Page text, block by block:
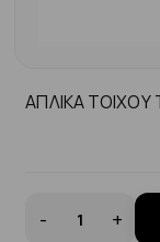
ΑΠΛΙΚΑ ΤΟΙΧΟΥ
- +